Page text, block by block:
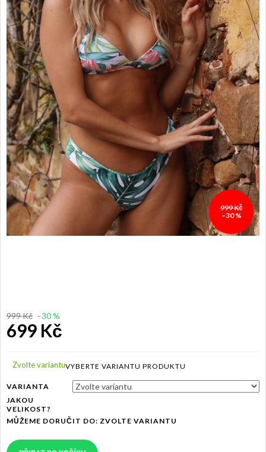
999 Kč
–30 %
999 Kč –30 %
699 Kč
cena:
Zvolte variantu
VARIANTA
JAKOU
VELIKOST?
MŮŽEME DORUČIT DO: ZVOLTE VARIANTU